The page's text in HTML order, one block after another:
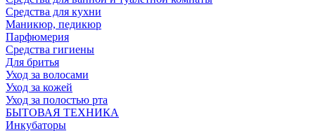
Средства для кухни
Маникюр, педикюр
Парфюмерия
Средства гигиены
Для бритья
Уход за волосами
Уход за кожей
Уход за полостью рта
БЫТОВАЯ ТЕХНИКА
Инкубаторы